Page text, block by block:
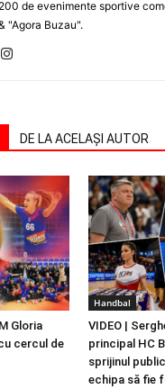
200 de evenimente sportive
"Agora Buzau".
DE LA ACELAȘI AUTOR
Gloria
cercul de
Handbal
VIDEO |
principal HC
sprijinul
echipa să fie